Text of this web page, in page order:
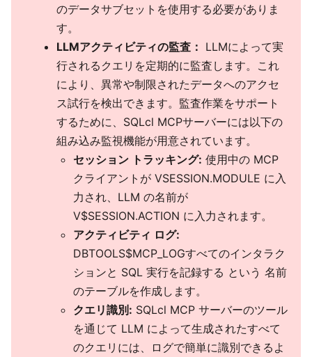
のデータサブセットを使用する必要がありま
す。
LLMアクティビティの監査： LLMによって実
行されるクエリを定期的に監査します。これ
により、異常や制限されたデータへのアクセ
ス試行を検出できます。監査作業をサポート
するために、SQLcl MCPサーバーには以下の
組み込み監視機能が用意されています。
セッション トラッキング: 使用中の MCP
クライアントが VSESSION.MODULE に入
力され、LLM の名前が
V$SESSION.ACTION に入力されます。
アクティビティ ログ:
DBTOOLS$MCP_LOGすべてのインタラク
ションと SQL 実行を記録する という 名前
のテーブルを作成します。
クエリ識別: SQLcl MCP サーバーのツール
を通じて LLM によって生成されたすべて
のクエリには、ログで簡単に識別できるよ